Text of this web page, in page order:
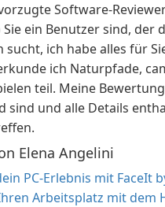
Software-
Sie ein Benutzer sind,
ich habe alles für
ich Naturpfade,
teil. Meine
sind und alle Details
Elena Angelini
PC-Erlebnis mit FaceIt
Arbeitsplatz mit dem